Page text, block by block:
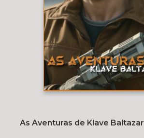
As Aventuras de Klave Baltazar